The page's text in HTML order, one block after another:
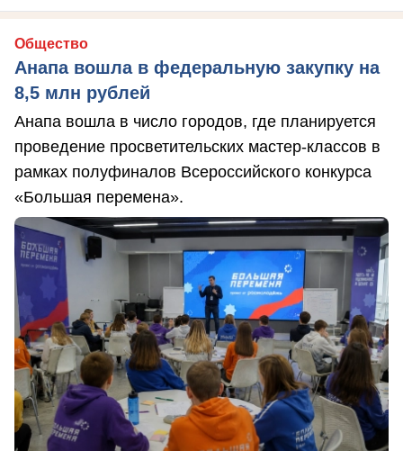
Общество
Анапа вошла в федеральную закупку на
8,5 млн рублей
Анапа вошла в число городов, где планируется
проведение просветительских мастер-классов в
рамках полуфиналов Всероссийского конкурса
«Большая перемена».